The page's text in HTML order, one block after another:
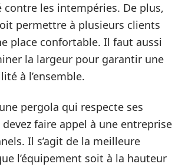
les intempéries. De plus,
permettre à plusieurs clients
place confortable. Il faut aussi
la largeur pour garantir une
à l’ensemble.
pergola qui respecte ses
faire appel à une entreprise
Il s’agit de la meilleure
l’équipement soit à la hauteur